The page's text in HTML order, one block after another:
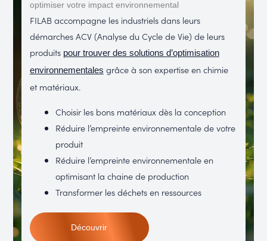
optimiser votre impact environnemental
FILAB accompagne les industriels dans leurs
démarches ACV (Analyse du Cycle de Vie) de leurs
produits pour trouver des solutions d’optimisation
environnementales grâce à son expertise en chimie
et matériaux.
Choisir les bons matériaux dès la conception
Réduire l’empreinte environnementale de votre
produit
Réduire l’empreinte environnementale en
optimisant la chaine de production
Transformer les déchets en ressources
Découvrir